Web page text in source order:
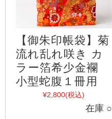
【御朱印帳袋】菊
流れ乱れ咲き カ
ラー箔希少金襴
小型蛇腹１冊用
¥2,800(税込)
在庫 ○